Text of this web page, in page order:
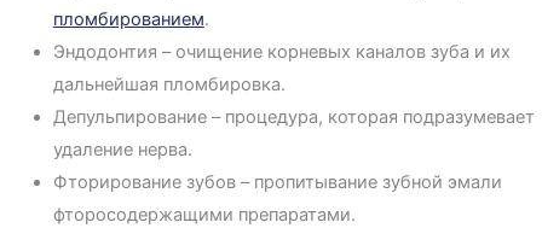
пломбированием.
Эндодонтия – очищение корневых каналов зуба и их
дальнейшая пломбировка.
Депульпирование – процедура, которая подразумевает
удаление нерва.
Фторирование зубов – пропитывание зубной эмали
фторосодержащими препаратами.